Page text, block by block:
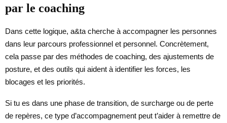
par le coaching
Dans cette logique, a&ta cherche à accompagner les personnes
dans leur parcours professionnel et personnel. Concrètement,
cela passe par des méthodes de coaching, des ajustements de
posture, et des outils qui aident à identifier les forces, les
blocages et les priorités.
Si tu es dans une phase de transition, de surcharge ou de perte
de repères, ce type d’accompagnement peut t’aider à remettre de